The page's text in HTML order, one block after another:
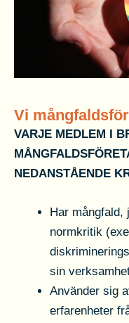
Vi
VARJE MEDLEM I
NEDANSTÅENDE
Har
normkritik
sin
Använder sig
erfarenheter